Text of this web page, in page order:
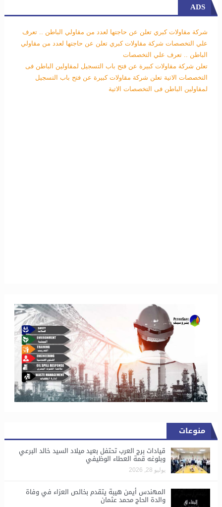
ADS
شركة مقاولات كبري تعلن عن حاجتها لعدد من مقاولي الباطن .. تعرف
علي التخصصات شركة مقاولات كبري تعلن عن حاجتها لعدد من مقاولي
الباطن .. تعرف علي التخصصات
تعلن شركة مقاولات كبيرة عن فتح باب التسجيل لمقاولين الباطن فى
التخصصات الاتية تعلن شركة مقاولات كبيرة عن فتح باب التسجيل
لمقاولين الباطن فى التخصصات الاتية
منوعات
قيادات برج العرب تحتفل بعيد ميلاد السيد خالد البرعي
وبلوغه قمة العطاء الوظيفي
يوليو 28, 2026
المهندس أيمن هيبة يتقدم بخالص العزاء في وفاة
والدة الحاج محمد عثمان